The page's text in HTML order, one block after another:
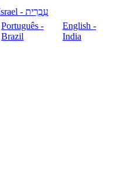
עִבְרִית - Israel
Português -
Brazil
English -
India